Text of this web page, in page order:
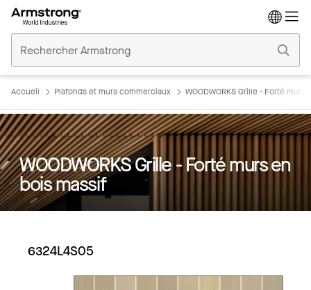
Plafonds
Commerciaux
Accueil Plafonds et murs commerciaux WOODWORKS Grille - Forté
WOODWORKS Grille - Forté murs en
bois massif
6324L4S05